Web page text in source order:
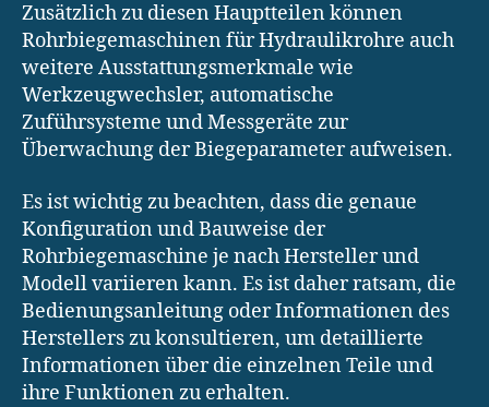
Zusätzlich zu diesen Hauptteilen können
Rohrbiegemaschinen für Hydraulikrohre auch
weitere Ausstattungsmerkmale wie
Werkzeugwechsler, automatische
Zuführsysteme und Messgeräte zur
Überwachung der Biegeparameter aufweisen.
Es ist wichtig zu beachten, dass die genaue
Konfiguration und Bauweise der
Rohrbiegemaschine je nach Hersteller und
Modell variieren kann. Es ist daher ratsam, die
Bedienungsanleitung oder Informationen des
Herstellers zu konsultieren, um detaillierte
Informationen über die einzelnen Teile und
ihre Funktionen zu erhalten.